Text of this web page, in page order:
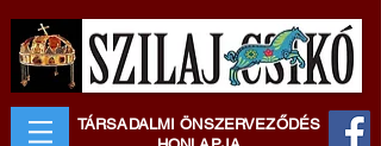
TÁRSADALMI ÖNSZERVEZŐDÉS